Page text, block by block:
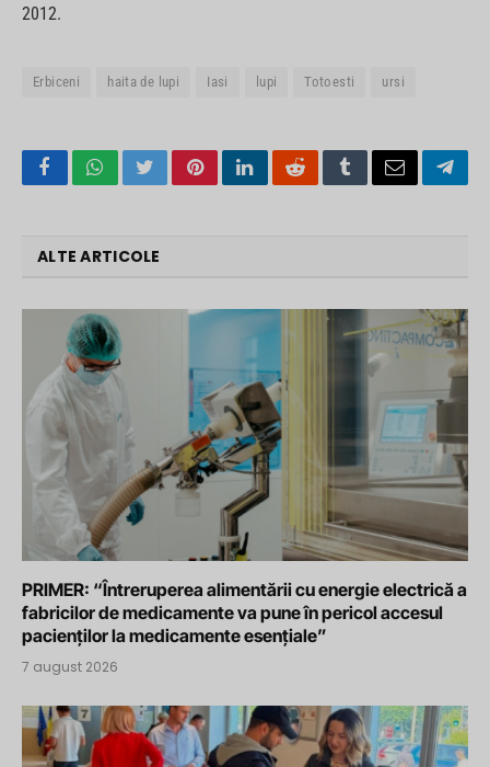
2012.
Erbiceni haita de lupi Iasi lupi Totoesti ursi
FacebookWhatsApp
TwitterPinterestLinkedInRedditTumblrEmail
ALTE ARTICOLE
PRIMER: “Întreruperea alimentării cu energie electrică a
fabricilor de medicamente va pune în pericol accesul
pacienților la medicamente esențiale”
7 august 2026